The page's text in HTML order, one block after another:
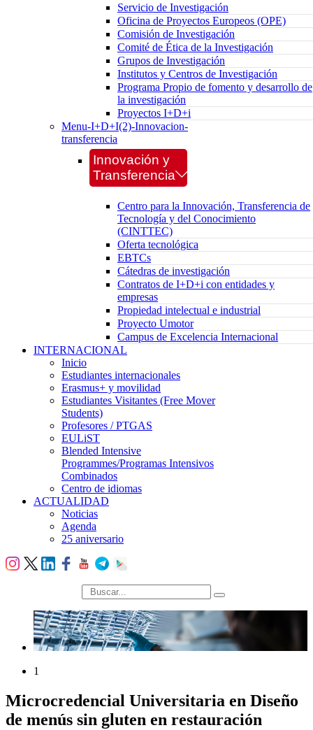
Servicio de Investigación
Oficina de Proyectos Europeos (OPE)
Comisión de Investigación
Comité de Ética de la Investigación
Grupos de Investigación
Institutos y Centros de Investigación
Programa Propio de fomento y desarrollo de
la investigación
Proyectos I+D+i
Menu-I+D+I(2)-Innovacion-
transferencia
Innovación y
Transferencia
Centro para la Innovación, Transferencia de
Tecnología y del Conocimiento
(CINTTEC)
Oferta tecnológica
EBTCs
Cátedras de investigación
Contratos de I+D+i con entidades y
empresas
Propiedad intelectual e industrial
Proyecto Umotor
Campus de Excelencia Internacional
INTERNACIONAL
Inicio
Estudiantes internacionales
Erasmus+ y movilidad
Estudiantes Visitantes (Free Mover
Students)
Profesores / PTGAS
EULiST
Blended Intensive
Programmes/Programas Intensivos
Combinados
Centro de idiomas
ACTUALIDAD
Noticias
Agenda
25 aniversario
búsqueda
1
Microcredencial Universitaria en Diseño
de menús sin gluten en restauración